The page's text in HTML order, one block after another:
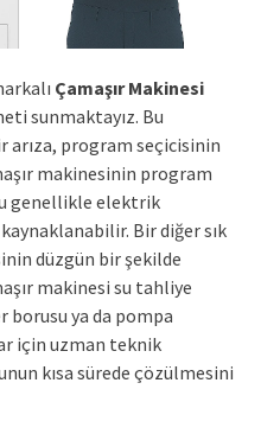
Çamaşır Makinesi
sunmaktayız. Bu
arıza, program seçicisinin
makinesinin program
genellikle elektrik
Bir diğer sık
düzgün bir şekilde
makinesi su tahliye
borusu ya da pompa
için uzman teknik
kısa sürede çözülmesini